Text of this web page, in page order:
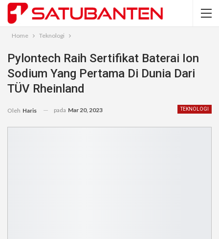
Home Teknologi
Pylontech Raih Sertifikat Baterai Ion
Sodium Yang Pertama Di Dunia Dari
TÜV Rheinland
TEKNOLOGI
Oleh Haris pada Mar 20, 2023